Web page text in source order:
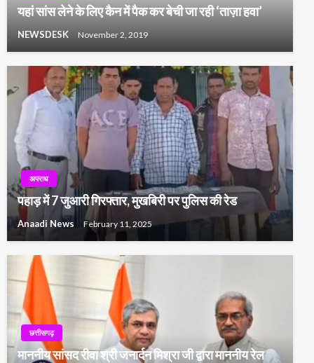
यहां सांस लेने के लिए कैन में पैक कर बेची जा रही ‘ताज़ा हवा’
NEWSDESK November 2, 2019
अपराध
पहाड़ में 7 जुआरी गिरफ्तार, मुखबिरी पर पुलिस की रेड
Anaadi News February 11, 2025
छत्तीसगढ़
माननीय सांसद रीवा श्री जनार्दन मिश्रा जी द्वारा माननीय रेल